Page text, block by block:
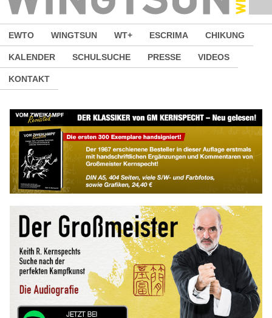
EWTO WINGTSUN WT+ ESCRIMA CHIKUNG
KALENDER SCHULSUCHE PRESSE VIDEOS
KONTAKT